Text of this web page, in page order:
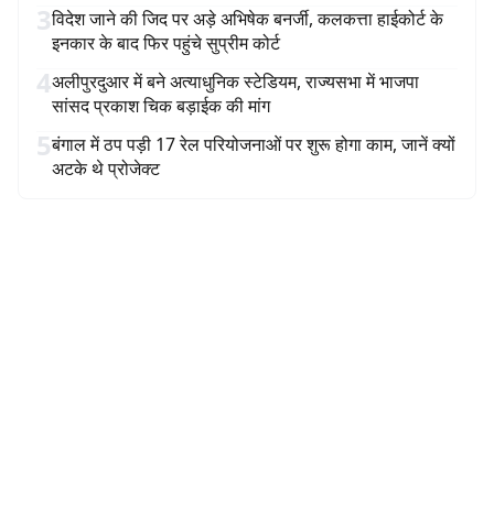
3विदेश जाने की जिद पर अड़े अभिषेक बनर्जी, कलकत्ता हाईकोर्ट के
इनकार के बाद फिर पहुंचे सुप्रीम कोर्ट
4अलीपुरदुआर में बने अत्याधुनिक स्टेडियम, राज्यसभा में भाजपा
सांसद प्रकाश चिक बड़ाईक की मांग
5बंगाल में ठप पड़ी 17 रेल परियोजनाओं पर शुरू होगा काम, जानें क्यों
अटके थे प्रोजेक्ट